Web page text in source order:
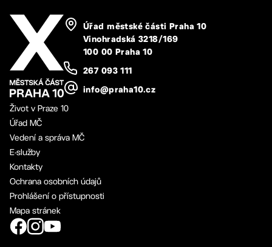
Úřad městské části Praha 10
Vinohradská 3218/169
100 00 Praha 10
267 093 111
info@praha10.cz
Život v Praze 10
Úřad MČ
Vedení a správa MČ
E-služby
Kontakty
Ochrana osobních údajů
Prohlášení o přístupnosti
Mapa stránek